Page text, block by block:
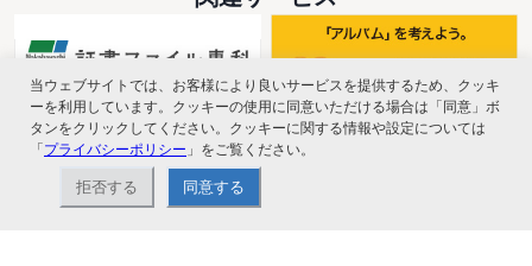
当ウェブサイトでは、お客様により良いサービスを提供するため、クッキ
ーを利用しています。クッキーの使用に同意いただける場合は「同意」ボ
タンをクリックしてください。クッキーに関する情報や設定については
「プライバシーポリシー 」をご覧ください。
拒否する 同意する